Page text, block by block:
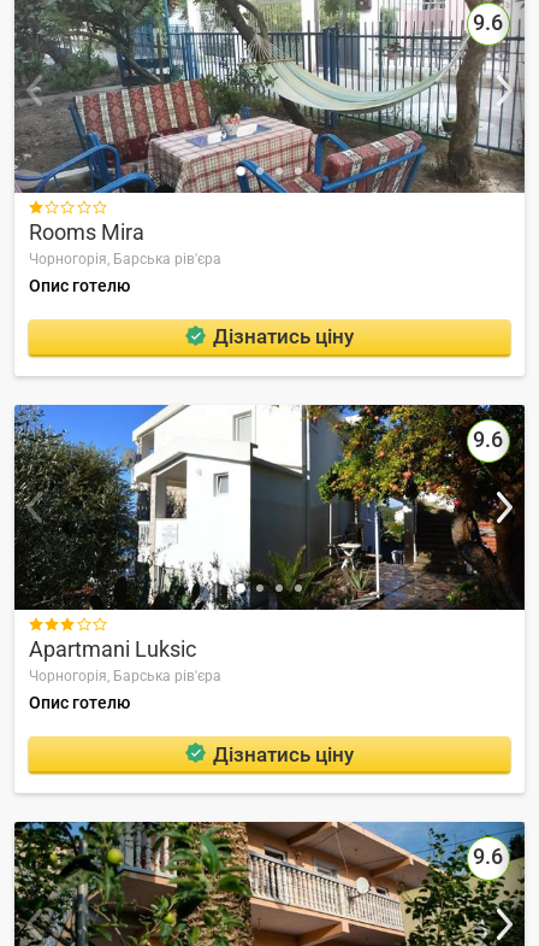
9.6

Rooms Mira
Чорногорія, Барська рів'єра
Опис готелю
Дізнатись ціну
9.6

Apartmani Luksic
Чорногорія, Барська рів'єра
Опис готелю
Дізнатись ціну
9.6